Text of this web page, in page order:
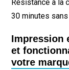
Résistance à la
30 minutes
Impression
et
votre